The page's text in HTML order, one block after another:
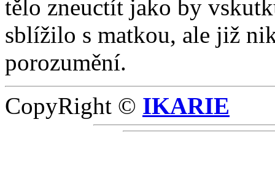
tělo zneuctít jako by
sblížilo s matkou, ale již
porozumění.
CopyRight © IKARIE